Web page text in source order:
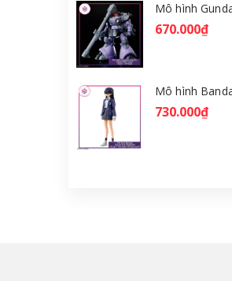
670.000₫
730.000₫